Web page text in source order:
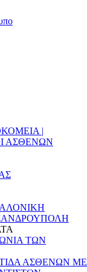
|
ΑΣΘΕΝΩΝ
ΤΩΝ
ΑΣΘΕΝΩΝ ΜΕ
για
δράσεις
k3-editorCategories
in Healthcare
,Supportive cancer